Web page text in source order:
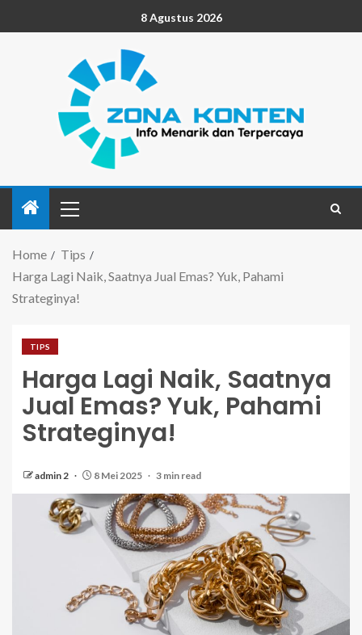
8 Agustus 2026
Home
Tips
Harga Lagi Naik, Saatnya Jual Emas? Yuk, Pahami
Strateginya!
TIPS
Harga Lagi Naik, Saatnya
Jual Emas? Yuk, Pahami
Strateginya!
admin 2 8 Mei 2025 3 min read